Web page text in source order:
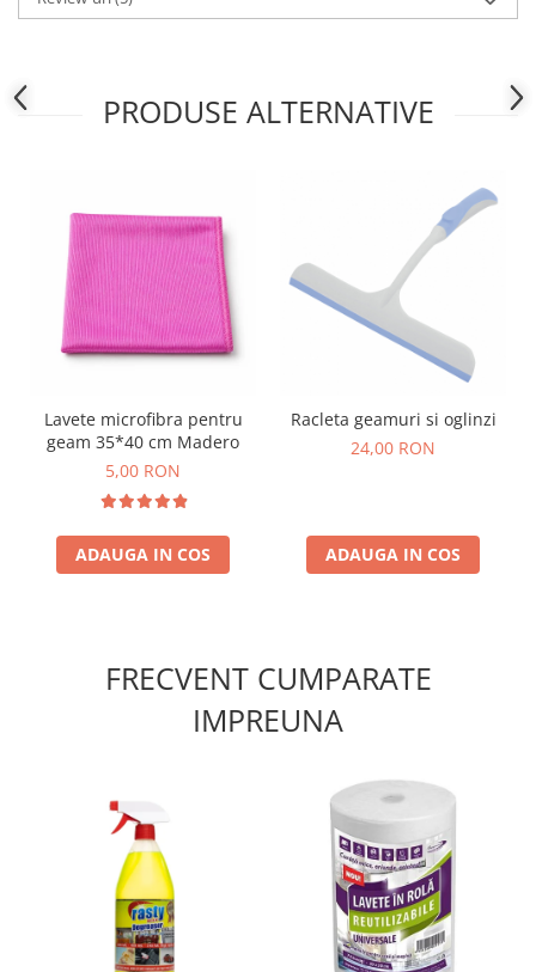
PRODUSE ALTERNATIVE
Lavete microfibra pentru
geam 35*40 cm Madero
5,00 RON
ADAUGA IN COS
Racleta geamuri si oglinzi
24,00 RON
ADAUGA IN COS
FRECVENT CUMPARATE
IMPREUNA